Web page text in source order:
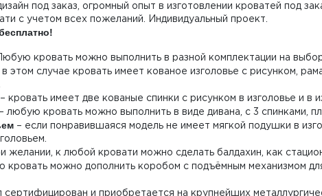
под заказ, огромный опыт в изготовлении кроватей под
с учетом всех пожеланий. Индивидуальный проект.
кровать можно выполнить в разной комплектации на
в этом случае кровать имеет кованое изголовье с рисунком,
– кровать имеет две кованые спинки с рисунком в изголовье и
– любую кровать можно выполнить в виде дивана, с 3 спинками,
– если понравившаяся модель не имеет мягкой подушки в
желании, к любой кровати можно сделать балдахин, как
кровать можно дополнить коробом с подъёмным механизмом
сертифицирован и приобретается на крупнейших